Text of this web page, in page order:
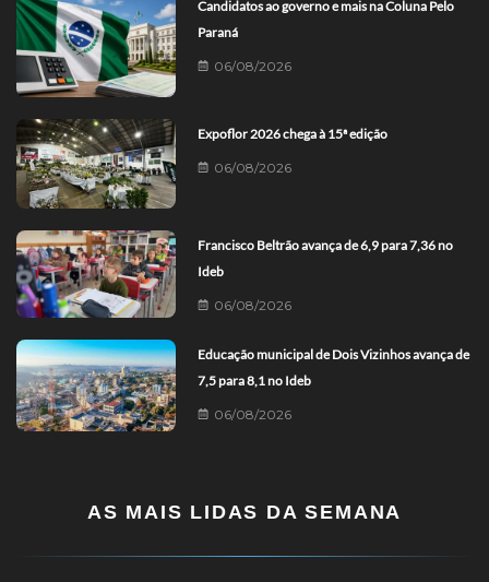
Candidatos ao governo e mais na Coluna Pelo
Paraná
06/08/2026
Expoflor 2026 chega à 15ª edição
06/08/2026
Francisco Beltrão avança de 6,9 para 7,36 no
Ideb
06/08/2026
Educação municipal de Dois Vizinhos avança de
7,5 para 8,1 no Ideb
06/08/2026
AS MAIS LIDAS DA SEMANA